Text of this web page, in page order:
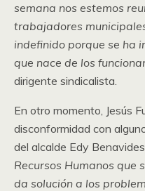
semana nos estemos
trabajadores
indefinido porque se ha
que nace de los
dirigente sindicalista.
En otro momento, Jesús
disconformidad con
del alcalde Edy
Recursos Humanos que
da solución a los